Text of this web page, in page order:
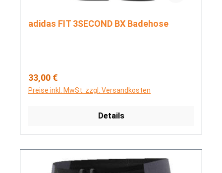
adidas FIT 3SECOND BX Badehose
Regulärer Preis:
33,00 €
Preise inkl. MwSt. zzgl. Versandkosten
Details